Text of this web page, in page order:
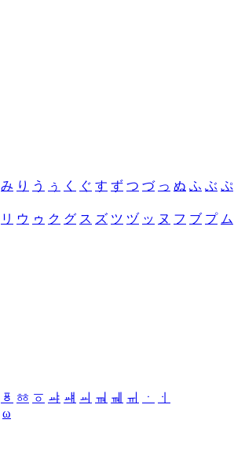
み り う ぅ く ぐ す ず つ づ っ ぬ ふ ぶ ぷ
リ ウ ゥ ク グ ス ズ ツ ヅ ッ ヌ フ ブ プ ム
ㆄ ㆅ ㆆ ㆇ ㆈ ㆉ ㆊ ㆋ ㆌ ㆍ
ㆎ
ω